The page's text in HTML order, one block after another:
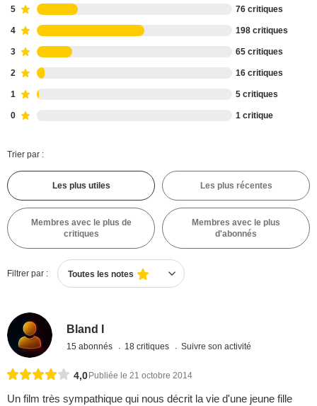
5 76 critiques
4 198 critiques
3 65 critiques
2 16 critiques
1 5 critiques
0 1 critique
Trier par :
Les plus utiles Les plus récentes
Membres avec le plus de
critiques
Membres avec le plus
d'abonnés
Filtrer par : Toutes les notes
Bland I
15 abonnés 18 critiques Suivre son activité
4,0 Publiée le 21 octobre 2014
Un film très sympathique qui nous décrit la vie d'une jeune fille